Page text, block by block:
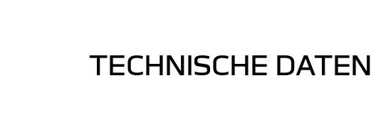
TECHNISCHE DATEN